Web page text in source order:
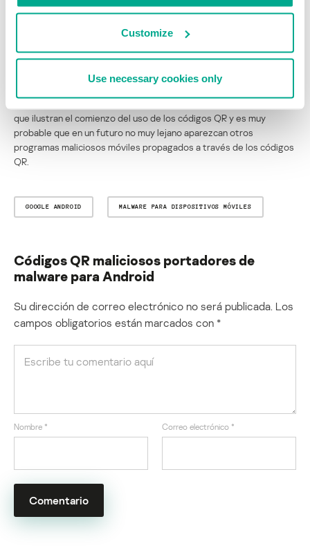
Customize
Use necessary cookies only
Era previsible el uso de códigos QR para propagar programas
que ilustran el comienzo del uso de los códigos QR y es muy
probable que en un futuro no muy lejano aparezcan otros
programas maliciosos móviles propagados a través de los códigos
QR.
GOOGLE ANDROID MALWARE PARA DISPOSITIVOS MÓVILES
Códigos QR maliciosos portadores de
malware para Android
Su dirección de correo electrónico no será publicada. Los
campos obligatorios están marcados con *
Nombre * Correo electrónico *